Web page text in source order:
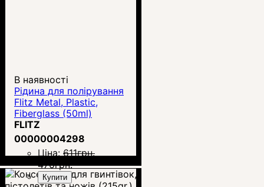
В наявності
Рідина для полірування
Flitz Metal, Plastic,
Fiberglass (50ml)
FLITZ
00000004298
Ціна: 611грн.
470грн.
Купити